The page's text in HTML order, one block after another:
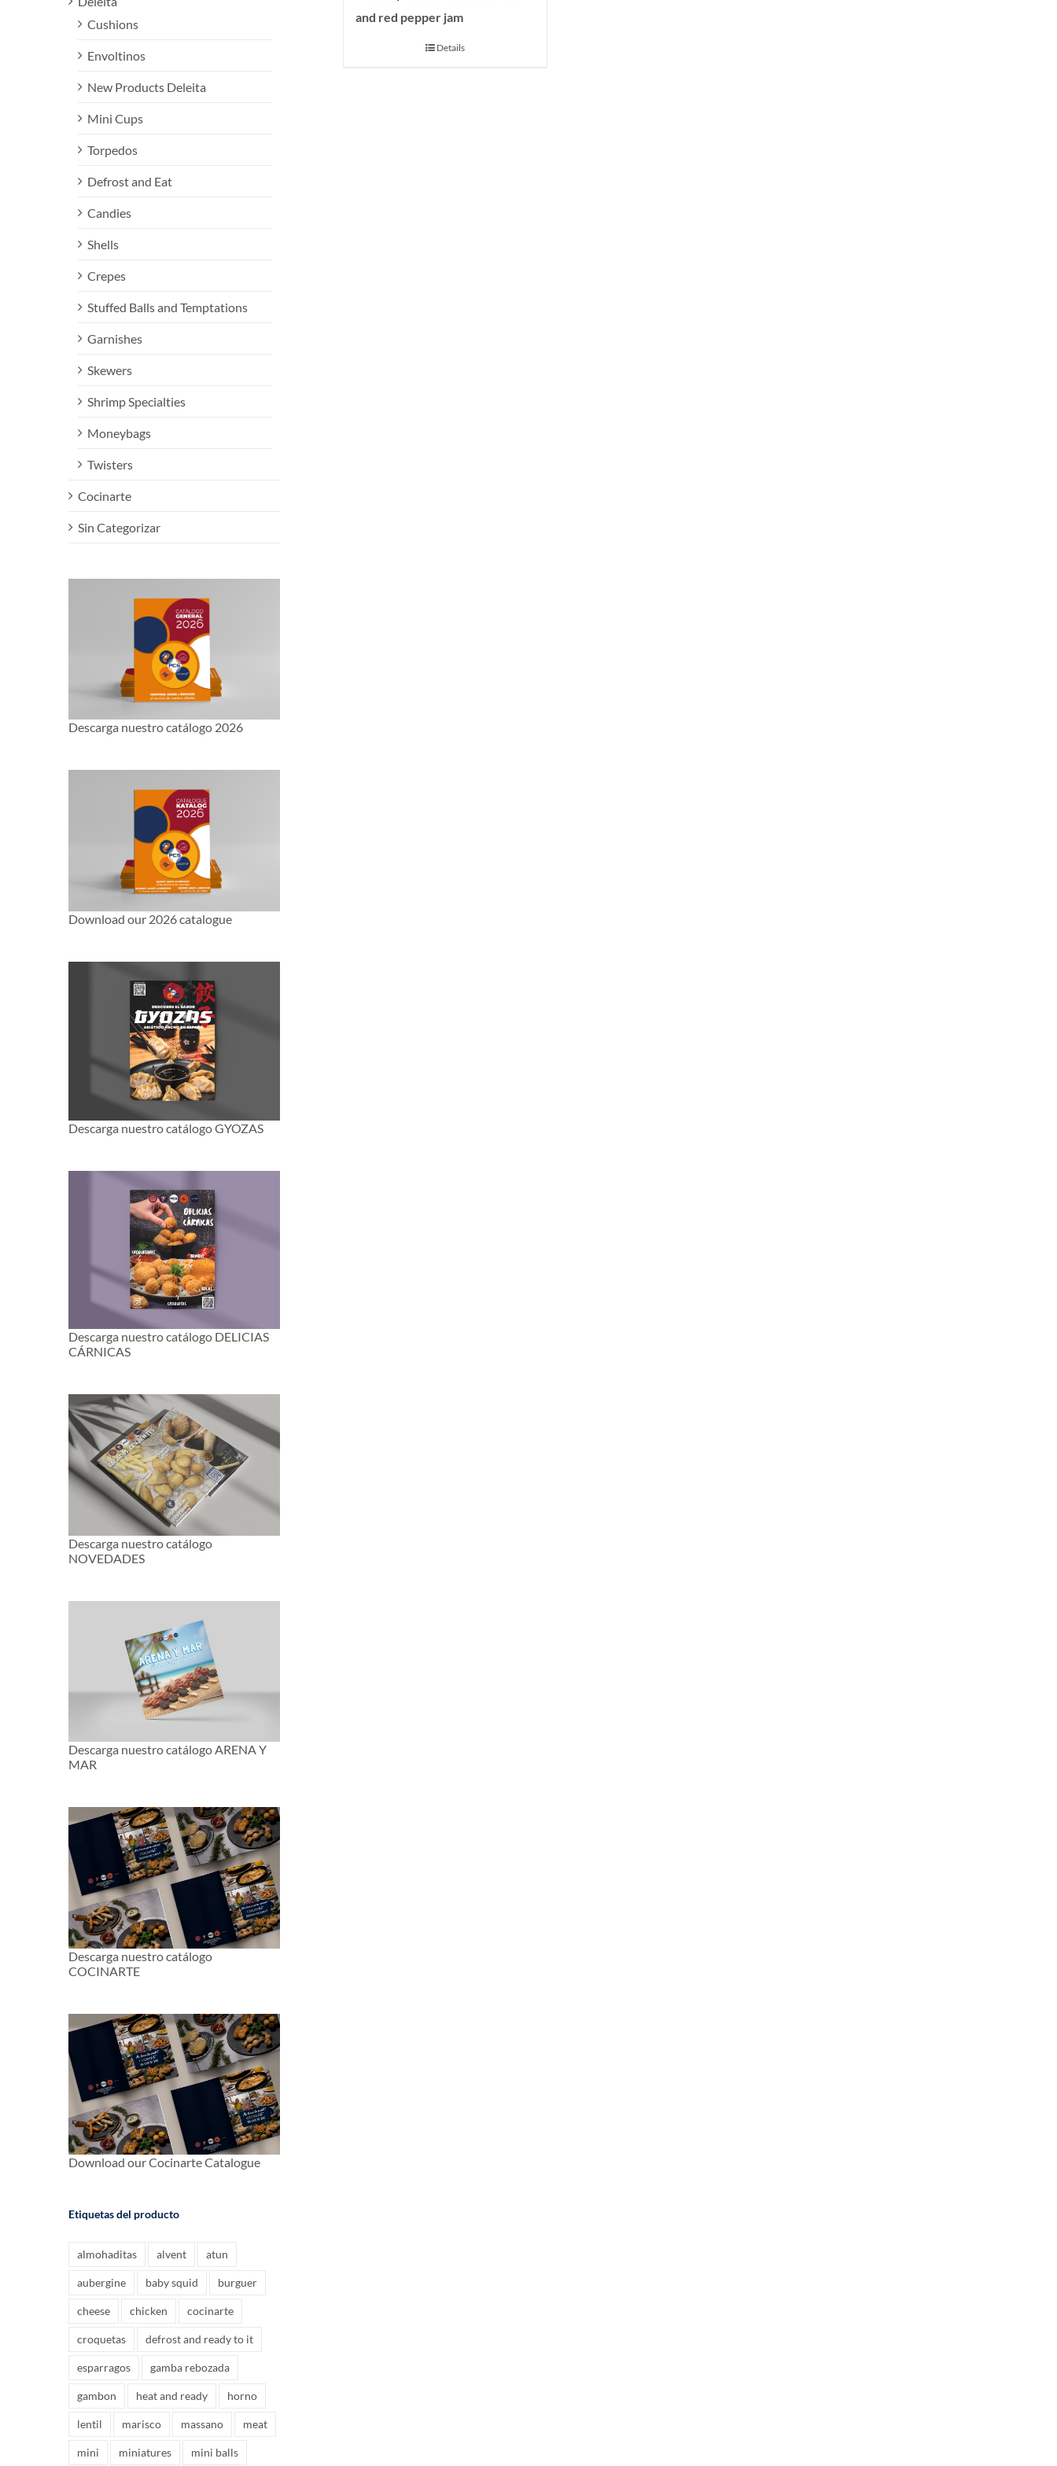
and red pepper jam
Details
Cushions
Envoltinos
New Products Deleita
Mini Cups
Torpedos
Defrost and Eat
Candies
Shells
Crepes
Stuffed Balls and Temptations
Garnishes
Skewers
Shrimp Specialties
Moneybags
Twisters
Cocinarte
Sin Categorizar
Descarga nuestro catálogo 2026
Download our 2026 catalogue
Descarga nuestro catálogo GYOZAS
Descarga nuestro catálogo DELICIAS
CÁRNICAS
Descarga nuestro catálogo
NOVEDADES
Descarga nuestro catálogo ARENA Y
MAR
Descarga nuestro catálogo
COCINARTE
Download our Cocinarte Catalogue
Etiquetas del producto
almohaditas alvent atun
aubergine baby squid burguer
cheese chicken cocinarte
croquetas defrost and ready to it
esparragos gamba rebozada
gambon heat and ready horno
lentil marisco massano meat
mini miniatures mini balls